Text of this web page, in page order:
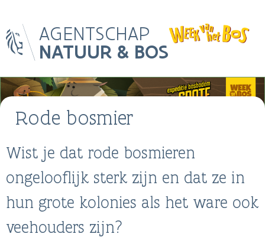
to
main
content
AGENTSCHAP
NATUUR & BOS
Main
navigation
Image
Rode bosmier
Breadcrumb
Wist je dat rode bosmieren
ongelooflijk sterk zijn en dat ze in
hun grote kolonies als het ware ook
veehouders zijn?